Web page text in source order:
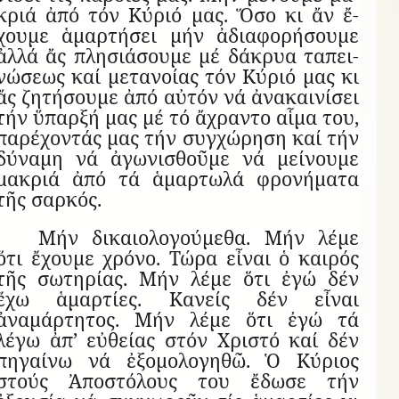
ἀπό τόν Κύ­ριό μας. Ὅσο κι ἄν ἔ­
ἁ­μαρ­τή­σει μήν ἀ­δι­α­φο­ρή­σουμε
ἄς πλη­σι­ά­σουμε μέ δά­κρυα τα­πει­
καί με­τα­νοίας τόν Κύ­ριό μας κι
ζη­τή­σουμε ἀπό αὐ­τόν νά ἀ­να­και­νί­σει
ὕ­παρξή μας μέ τό ἄ­χραντο αἷμα του,
μας τήν συγ­χώ­ρηση καί τήν
νά ἀ­γω­νι­σθοῦμε νά μεί­νουμε
ἀπό τά ἁ­μαρ­τωλά φρο­νή­ματα
σαρ­κός.
Μήν δι­και­ο­λο­γού­μεθα. Μήν λέμε
ἔ­χουμε χρόνο. Τώρα εἶ­ναι ὁ και­ρός
σω­τη­ρίας. Μήν λέμε ὅτι ἐγώ δέν
ἁμαρτίες. Κανείς δέν εἶναι
Μήν λέμε ὅτι ἐγώ τά
ἀπ’ εὐθείας στόν Χριστό καί δέν
νά ἐξομολογηθῶ. Ὁ Κύριος
Ἀποστόλους του ἔδωσε τήν